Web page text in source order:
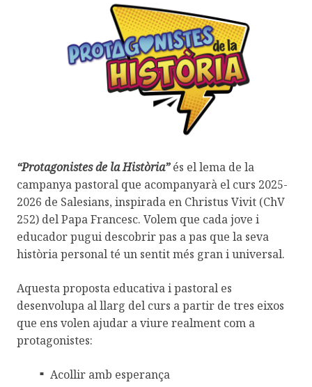
“Protagonistes de la Història”és el lema de la
campanya pastoral que acompanyarà el curs 2025-
2026 de Salesians, inspirada en Christus Vivit (ChV
252) del Papa Francesc. Volem que cada jove i
educador pugui descobrir pas a pas que la seva
història personal té un sentit més gran i universal.
Aquesta proposta educativa i pastoral es
desenvolupa al llarg del curs a partir de tres eixos
que ens volen ajudar a viure realment com a
protagonistes:
Acollir amb esperança